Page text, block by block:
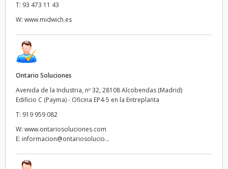
T: 93 473 11 43
W: www.midwich.es
Ontario Soluciones
Avenida de la Industria, nº 32, 28108 Alcobendas (Madrid)
Edificio C (Payma) - Oficina EP4-5 en la Entreplanta
T: 919 959 082
W: www.ontariosoluciones.com
E: informacion@ontariosolucio...